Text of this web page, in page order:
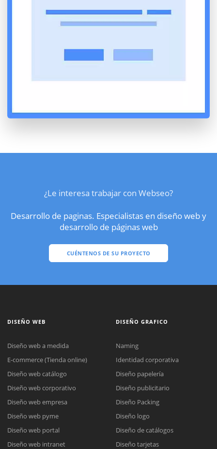
¿Le interesa trabajar con Webseo?
Desarrollo de paginas. Especialistas en diseño web y
desarrollo de páginas web
CUÉNTENOS DE SU PROYECTO
DISEÑO WEB
Diseño web a medida
E-commerce (Tienda online)
Diseño web catálogo
Diseño web corporativo
Diseño web empresa
Diseño web pyme
Diseño web portal
Diseño web intranet
DISEÑO GRAFICO
Naming
Identidad corporativa
Diseño papelería
Diseño publicitario
Diseño Packing
Diseño logo
Diseño de catálogos
Diseño tarjetas